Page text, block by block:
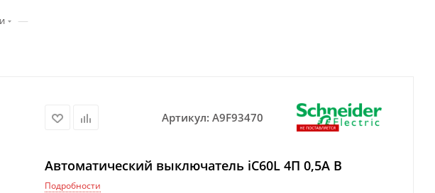
—
Артикул: A9F93470
Автоматический выключатель iC60L 4П 0,5A B
Подробности